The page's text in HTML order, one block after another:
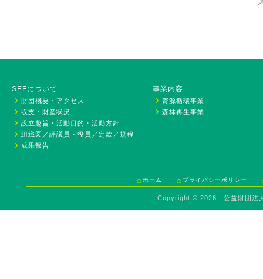
SEFについて
財団概要・アクセス
収支・財産状況
設立趣旨・活動目的・活動方針
組織図／評議員・役員／定款／規程
成果報告
事業内容
資源循環事業
森林再生事業
ホーム プライバシーポリシー
Copyright ©2026 公益財団法